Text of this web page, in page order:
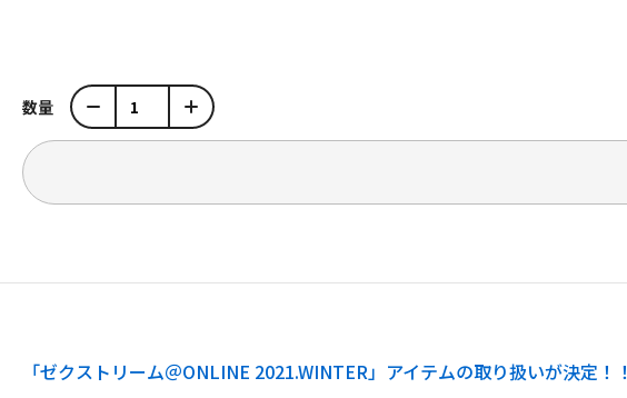
数量
「ゼクストリーム＠ONLINE 2021.WINTER」アイテムの取り扱いが決定！！